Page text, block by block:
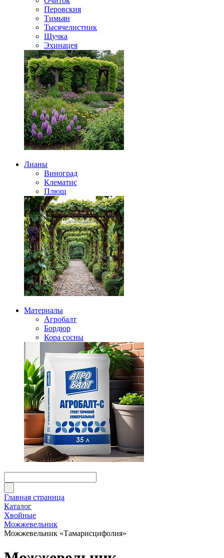
Перовския
Тимьян
Тысячелистник
Щучка
Эхинацея
Лианы
Виноград
Клематис
Плющ
Материалы
Агробалт
Бордюр
Кора сосны
Главная страница
Каталог
Хвойные
Можжевельник
Можжевельник «Тамарисцифолия»